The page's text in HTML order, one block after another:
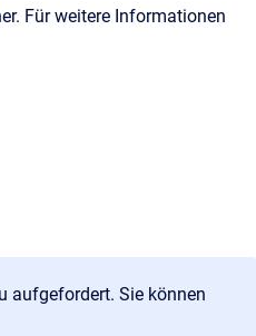
Für weitere Informationen
aufgefordert. Sie können